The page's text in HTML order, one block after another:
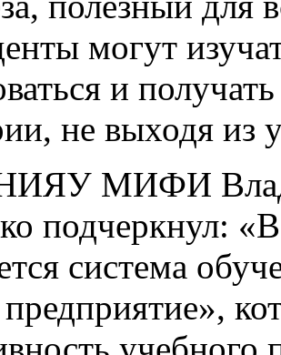
могут
и
не выходя из
НИЯУ МИФИ
подчеркнул:
система
предприятие»,